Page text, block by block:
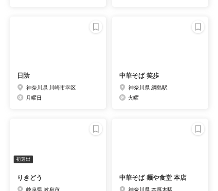
日陰
神奈川県 川崎市幸区
月曜日
中華そば 笑歩
神奈川県 綱島駅
火曜
初選出
りきどう
岐阜県 岐阜市
中華そば 麺や食堂 本店
神奈川県 本厚木駅